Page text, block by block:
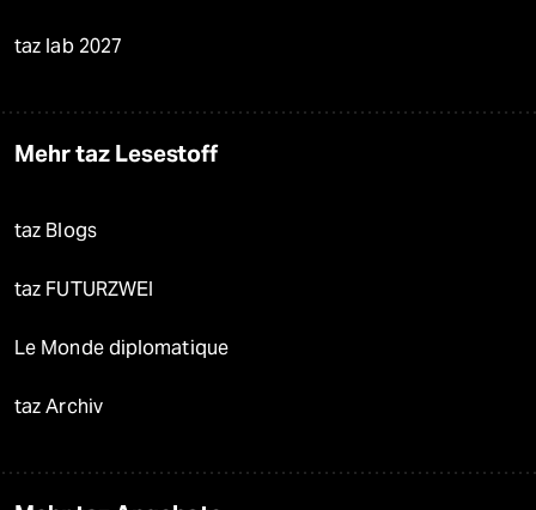
taz lab 2027
Mehr taz Lesestoff
taz Blogs
taz FUTURZWEI
Le Monde diplomatique
taz Archiv